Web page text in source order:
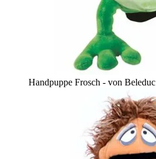
Handpuppe Frosch - von Beleduc